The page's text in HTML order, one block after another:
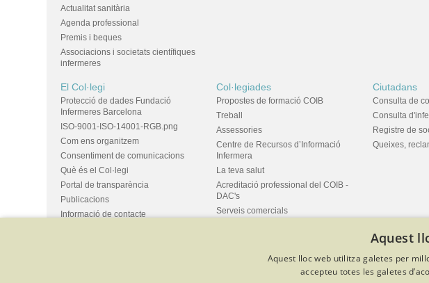
Actualitat sanitària
Agenda professional
Premis i beques
Associacions i societats científiques
infermeres
El Col·legi
Protecció de dades Fundació
Infermeres Barcelona
ISO-9001-ISO-14001-RGB.png
Com ens organitzem
Consentiment de comunicacions
Què és el Col·legi
Portal de transparència
Publicacions
Informació de contacte
Col·legiades
Propostes de formació COIB
Treball
Assessories
Centre de Recursos d’Informació
Infermera
La teva salut
Acreditació professional del COIB -
DAC's
Serveis comercials
Ciutadans
Consulta de
Consulta
Registre de
Queixes,
Criteris de privacitat Política de
Aquest
Aquest lloc web utilitza galetes per
accepteu totes les galetes